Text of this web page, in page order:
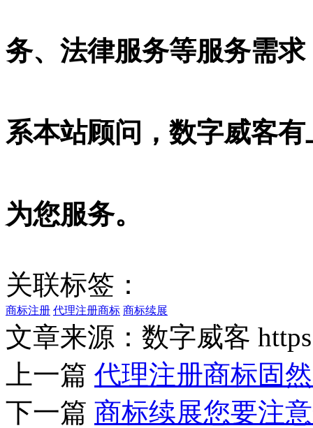
务、法律服务等服务需
系本站顾问，数字威客
为您服务。
关联标签：
商标注册 代理注册商标 商标续展
文章来源：数字威客
上一篇 代理注册商标固
下一篇 商标续展您要注